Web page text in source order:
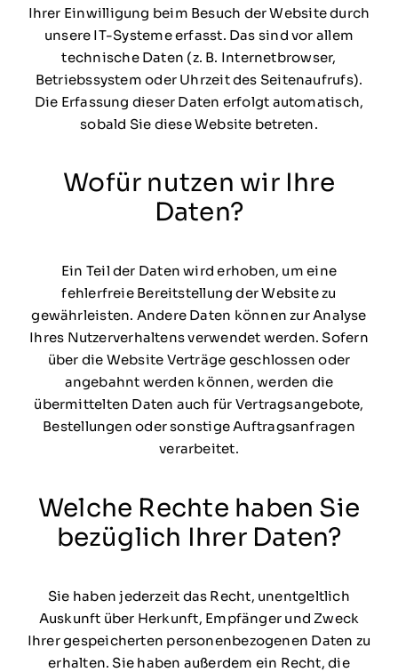
Ihrer Einwilligung beim Besuch der Website durch
unsere IT-Systeme erfasst. Das sind vor allem
technische Daten (z. B. Internetbrowser,
Betriebssystem oder Uhrzeit des Seitenaufrufs).
Die Erfassung dieser Daten erfolgt automatisch,
sobald Sie diese Website betreten.
Wofür nutzen wir Ihre
Daten?
Ein Teil der Daten wird erhoben, um eine
fehlerfreie Bereitstellung der Website zu
gewährleisten. Andere Daten können zur Analyse
Ihres Nutzerverhaltens verwendet werden. Sofern
über die Website Verträge geschlossen oder
angebahnt werden können, werden die
übermittelten Daten auch für Vertragsangebote,
Bestellungen oder sonstige Auftragsanfragen
verarbeitet.
Welche Rechte haben Sie
bezüglich Ihrer Daten?
Sie haben jederzeit das Recht, unentgeltlich
Auskunft über Herkunft, Empfänger und Zweck
Ihrer gespeicherten personenbezogenen Daten zu
erhalten. Sie haben außerdem ein Recht, die